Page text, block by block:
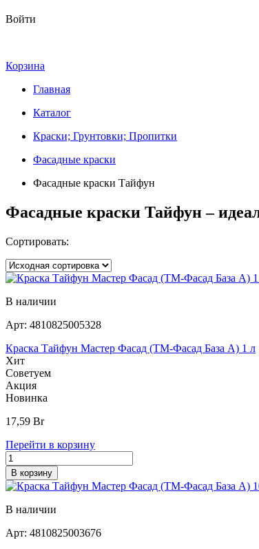
Войти
Корзина
Главная
Каталог
Краски; Грунтовки; Пропитки
Фасадные краски
Фасадные краски Тайфун
Фасадные краски Тайфун –
Сортировать:
В наличии
Арт: 4810825005328
Краска Тайфун Мастер Фасад (ТМ-Фасад База А) 1 л
Хит
Советуем
Акция
Новинка
17,59 Br
Перейти в корзину
В корзину
В наличии
Арт: 4810825003676